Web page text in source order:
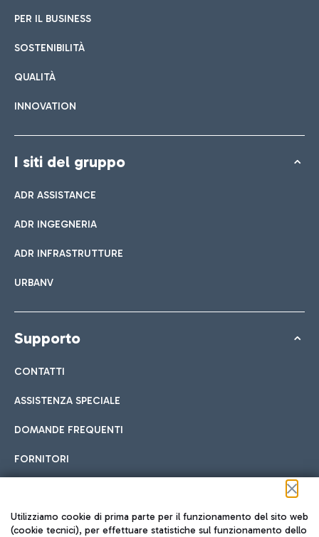
PER IL BUSINESS
SOSTENIBILITÀ
QUALITÀ
INNOVATION
I siti del gruppo
ADR ASSISTANCE
ADR INGEGNERIA
ADR INFRASTRUTTURE
URBANV
Supporto
CONTATTI
ASSISTENZA SPECIALE
DOMANDE FREQUENTI
FORNITORI
Seguici sui social
Utilizziamo cookie di prima parte per il funzionamento del sito web
(cookie tecnici), per effettuare statistiche sul funzionamento dello